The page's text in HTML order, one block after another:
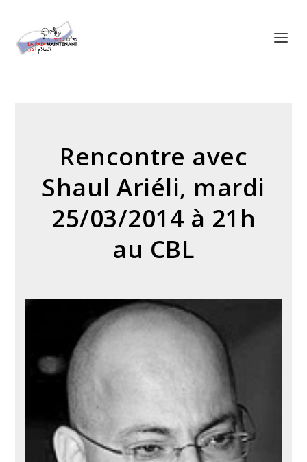
Rencontre avec
Shaul Ariéli, mardi
25/03/2014 à 21h
au CBL